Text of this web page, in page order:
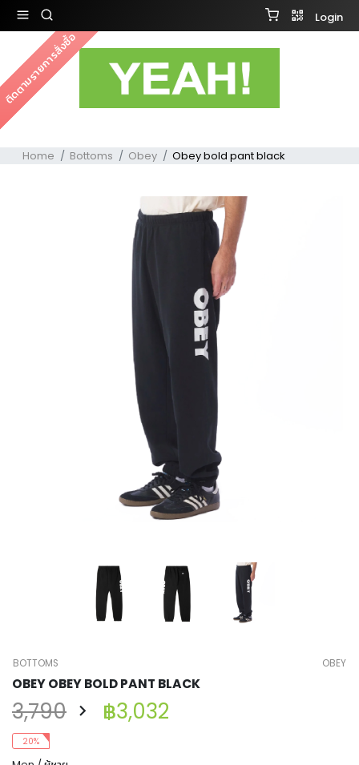
Login
ติดตามรายการสั่งซื้อ
Home Bottoms Obey Obey bold pant black
BOTTOMS OBEY
OBEY OBEY BOLD PANT BLACK
3,790 ฿3,032
20%